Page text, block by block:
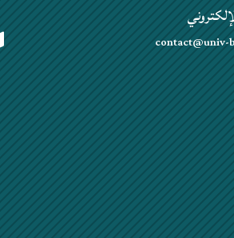
contact@univ-